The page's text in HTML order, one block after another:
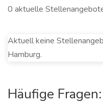
0 aktuelle
Aktuell keine
Hamburg.
Häufige